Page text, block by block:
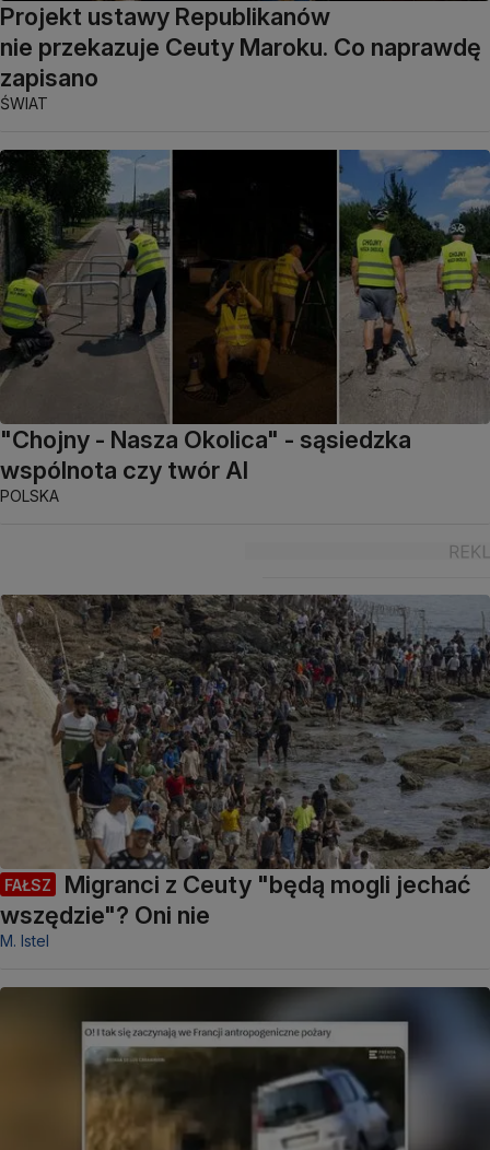
Projekt ustawy Republikanów
nie przekazuje Ceuty Maroku. Co naprawdę
zapisano
ŚWIAT
"Chojny - Nasza Okolica" - sąsiedzka
wspólnota czy twór AI
POLSKA
FAŁSZ
Migranci z Ceuty "będą mogli jechać
wszędzie"? Oni nie
M. Istel